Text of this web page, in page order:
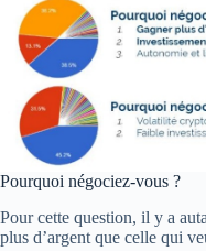
Pourquoi négociez-vous ?
Pour cette question, il y a
plus d’argent que celle qui